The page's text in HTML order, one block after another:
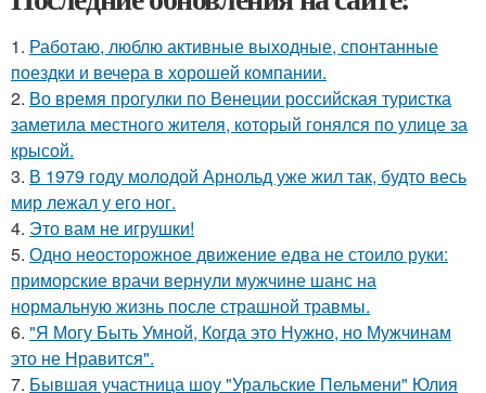
1. Работаю, люблю активные выходные, спонтанные
поездки и вечера в хорошей компании.
2. Во время прогулки по Венеции российская туристка
заметила местного жителя, который гонялся по улице за
крысой.
3. В 1979 году молодой Арнольд уже жил так, будто весь
мир лежал у его ног.
4. Это вам не игрушки!
5. Одно неосторожное движение едва не стоило руки:
приморские врачи вернули мужчине шанс на
нормальную жизнь после страшной травмы.
6. "Я Могу Быть Умной, Когда это Нужно, но Мужчинам
это не Нравится".
7. Бывшая участница шоу "Уральские Пельмени" Юлия